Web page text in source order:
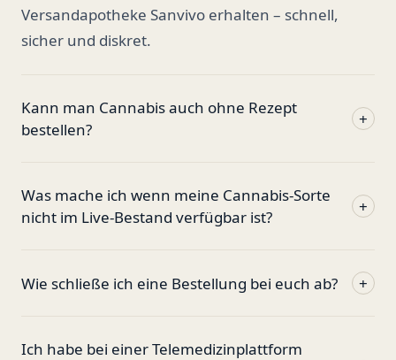
Versandapotheke Sanvivo erhalten – schnell,
sicher und diskret.
Kann man Cannabis auch ohne Rezept
bestellen?
+
Was mache ich wenn meine Cannabis-Sorte
nicht im Live-Bestand verfügbar ist?
+
Wie schließe ich eine Bestellung bei euch ab? +
Ich habe bei einer Telemedizinplattform